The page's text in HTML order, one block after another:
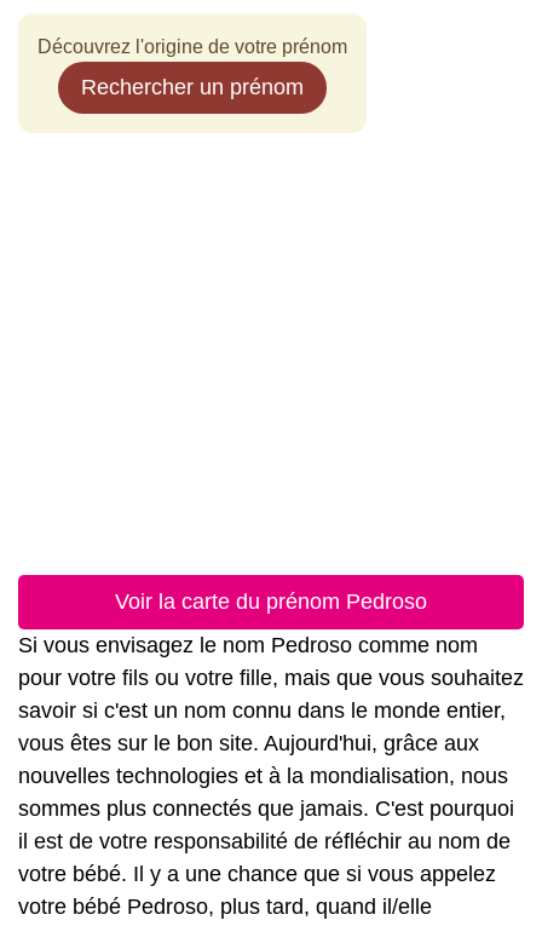
Découvrez l'origine de votre prénom
Rechercher un prénom
Voir la carte du prénom Pedroso
Si vous envisagez le nom Pedroso comme nom
pour votre fils ou votre fille, mais que vous souhaitez
savoir si c'est un nom connu dans le monde entier,
vous êtes sur le bon site. Aujourd'hui, grâce aux
nouvelles technologies et à la mondialisation, nous
sommes plus connectés que jamais. C'est pourquoi
il est de votre responsabilité de réfléchir au nom de
votre bébé. Il y a une chance que si vous appelez
votre bébé Pedroso, plus tard, quand il/elle